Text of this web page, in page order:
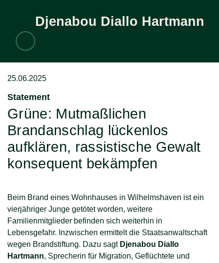
Zum Inhalt
Djenabou Diallo Hartmann
25.06.2025
Statement
:
Grüne: Mutmaßlichen
Brandanschlag lückenlos
aufklären, rassistische Gewalt
konsequent bekämpfen
Beim Brand eines Wohnhauses in Wilhelmshaven ist ein
vierjähriger Junge getötet worden, weitere
Familienmitglieder befinden sich weiterhin in
Lebensgefahr. Inzwischen ermittelt die Staatsanwaltschaft
wegen Brandstiftung. Dazu sagt Djenabou Diallo
Hartmann, Sprecherin für Migration, Geflüchtete und